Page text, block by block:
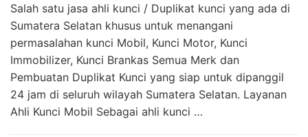
Salah satu jasa ahli kunci / Duplikat kunci yang ada di
Sumatera Selatan khusus untuk menangani
permasalahan kunci Mobil, Kunci Motor, Kunci
Immobilizer, Kunci Brankas Semua Merk dan
Pembuatan Duplikat Kunci yang siap untuk dipanggil
24 jam di seluruh wilayah Sumatera Selatan. Layanan
Ahli Kunci Mobil Sebagai ahli kunci …